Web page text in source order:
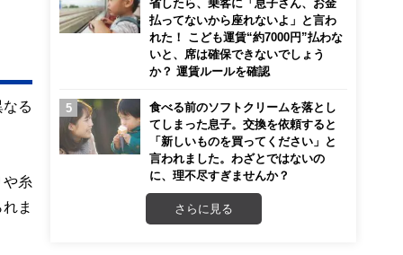
る
や糸
ま
省したら、乗客に「息子さん、お金
払ってないから座れないよ」と言わ
れた！ こども運賃“約7000円”払わな
いと、席は確保できないでしょう
か？ 運賃ルールを確認
食べる前のソフトクリームを落とし
てしまった息子。交換を依頼すると
「新しいものを買ってください」と
言われました。わざとではないの
に、理不尽すぎませんか？
さらに見る